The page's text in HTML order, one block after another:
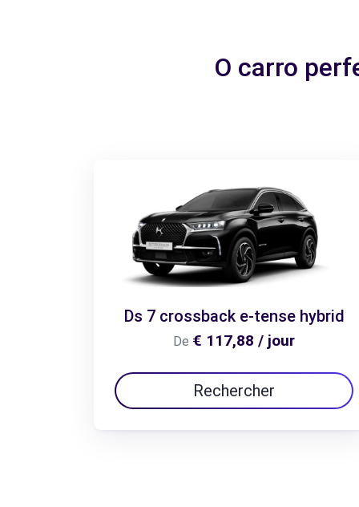
O carro
Ds 7 crossback e-tense hybrid
De € 117,88 / jour
Rechercher